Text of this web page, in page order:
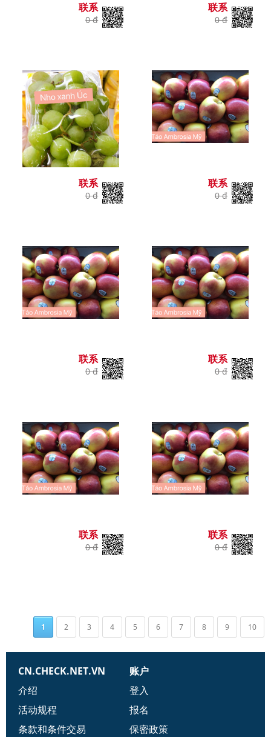
联系
0 đ
联系
0 đ
联系
0 đ
联系
0 đ
联系
0 đ
联系
0 đ
联系
0 đ
联系
0 đ
1 2 3 4 5 6 7 8 9 10
CN.CHECK.NET.VN
介绍
活动规程
条款和条件交易
账户
登入
报名
保密政策